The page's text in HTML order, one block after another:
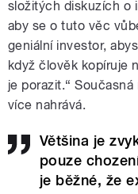
složitých diskuzích o
aby se o tuto věc
geniální investor,
když člověk kopíruje
je porazit.“
více nahrává.
Většina je
pouze
je běžné, že